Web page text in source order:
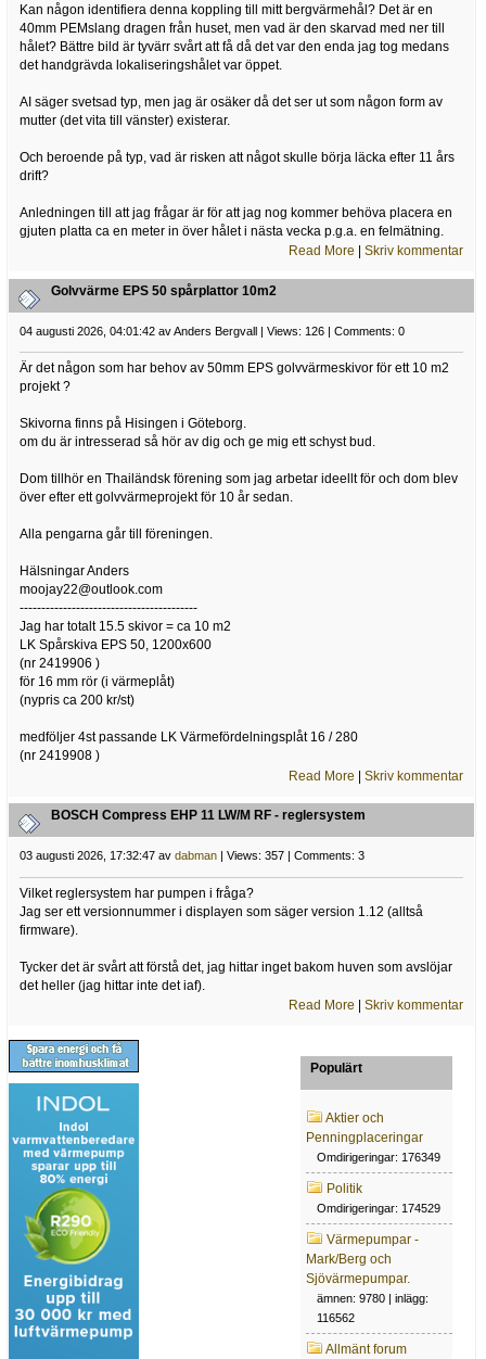
Kan någon identifiera denna koppling till mitt bergvärmehål? Det är en
40mm PEMslang dragen från huset, men vad är den skarvad med ner till
hålet? Bättre bild är tyvärr svårt att få då det var den enda jag tog medans
det handgrävda lokaliseringshålet var öppet.
AI säger svetsad typ, men jag är osäker då det ser ut som någon form av
mutter (det vita till vänster) existerar.
Och beroende på typ, vad är risken att något skulle börja läcka efter 11 års
drift?
Anledningen till att jag frågar är för att jag nog kommer behöva placera en
gjuten platta ca en meter in över hålet i nästa vecka p.g.a. en felmätning.
Read More |Skriv kommentar
Golvvärme EPS 50 spårplattor 10m2
04 augusti 2026, 04:01:42 av Anders Bergvall | Views: 126 | Comments: 0
Är det någon som har behov av 50mm EPS golvvärmeskivor för ett 10 m2
projekt ?
Skivorna finns på Hisingen i Göteborg.
om du är intresserad så hör av dig och ge mig ett schyst bud.
Dom tillhör en Thailändsk förening som jag arbetar ideellt för och dom blev
över efter ett golvvärmeprojekt för 10 år sedan.
Alla pengarna går till föreningen.
Hälsningar Anders
moojay22@outlook.com
-----------------------------------------
Jag har totalt 15.5 skivor = ca 10 m2
LK Spårskiva EPS 50, 1200x600
(nr 2419906 )
för 16 mm rör (i värmeplåt)
(nypris ca 200 kr/st)
medföljer 4st passande LK Värmefördelningsplåt 16 / 280
(nr 2419908 )
Read More |Skriv kommentar
BOSCH Compress EHP 11 LW/M RF - reglersystem
03 augusti 2026, 17:32:47 av dabman| Views: 357 | Comments: 3
Vilket reglersystem har pumpen i fråga?
Jag ser ett versionnummer i displayen som säger version 1.12 (alltså
firmware).
Tycker det är svårt att förstå det, jag hittar inget bakom huven som avslöjar
det heller (jag hittar inte det iaf).
Read More |Skriv kommentar
Populärt
Aktier och
Penningplaceringar
Omdirigeringar: 176349
Politik
Omdirigeringar: 174529
Värmepumpar -
Mark/Berg och
Sjövärmepumpar.
ämnen: 9780 | inlägg:
116562
Allmänt forum